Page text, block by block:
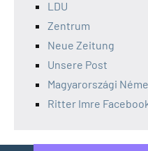
LDU
Zentrum
Neue Zeitung
Unsere Post
Magyarországi
Ritter Imre